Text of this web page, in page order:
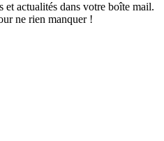
et actualités dans votre boîte mail.
ne rien manquer !